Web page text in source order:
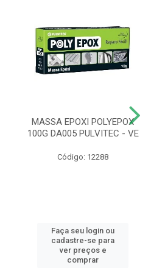
MASSA EPOXI POLYEPOX
100G DA005 PULVITEC - VE
Código: 12288
Faça seu login ou
cadastre-se para
ver preços e
comprar